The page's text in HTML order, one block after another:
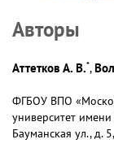
Авторы
Аттетков А. В.*,
ФГБОУ ВПО
университет
Бауманская ул., д.